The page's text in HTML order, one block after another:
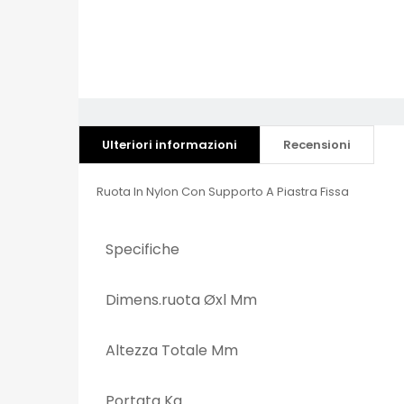
Ulteriori informazioni Recensioni
Ruota In Nylon Con Supporto A Piastra Fissa
Specifiche
Dimens.ruota Øxl Mm
Altezza Totale Mm